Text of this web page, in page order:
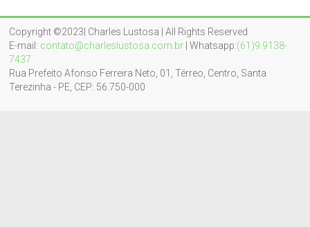
Copyright ©2023| Charles Lustosa | All Rights Reserved
E-mail: contato@charleslustosa.com.br | Whatsapp:(61)9.9138-
7437
Rua Prefeito Afonso Ferreira Neto, 01, Térreo, Centro, Santa
Terezinha - PE, CEP: 56.750-000